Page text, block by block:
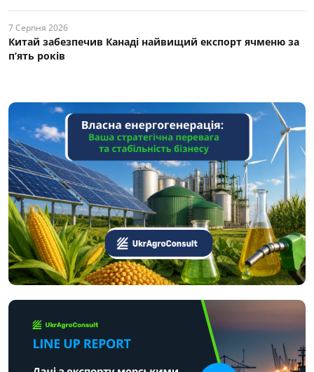
7 Серпня 2026
Китай забезпечив Канаді найвищий експорт ячменю за
п’ять років